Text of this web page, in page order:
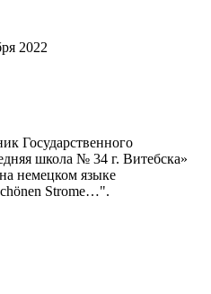
2022
Государственного
школа № 34 г. Витебска»
немецком языке
Strome…".